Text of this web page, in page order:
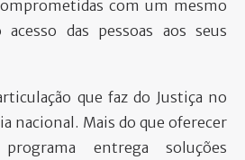
com um mesmo
das pessoas aos seus
que faz do Justiça no
nacional. Mais do que oferecer
entrega soluções